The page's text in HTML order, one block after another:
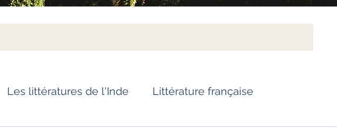
Les littératures de l'Inde Littérature française